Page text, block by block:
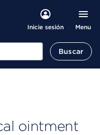
Inicie sesión Menu
Buscar
ointment